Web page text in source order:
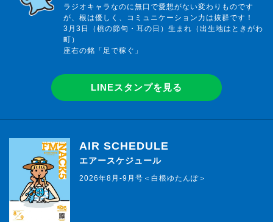
ラジオキャラなのに無口で愛想がない変わりものです
が、根は優しく、コミュニケーション力は抜群です！
3月3日（桃の節句・耳の日）生まれ（出生地はときがわ
町）
座右の銘「足で稼ぐ」
LINEスタンプを見る
AIR SCHEDULE
エアースケジュール
2026年8月-9月号＜白根ゆたんぽ＞